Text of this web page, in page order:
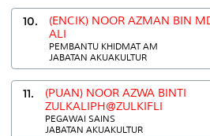
10.
(ENCIK) NOOR AZMAN BIN
ALI
PEMBANTU KHIDMAT AM
JABATAN AKUAKULTUR
11.
(PUAN) NOOR AZWA BINTI
ZULKALIPH@ZULKIFLI
PEGAWAI SAINS
JABATAN AKUAKULTUR